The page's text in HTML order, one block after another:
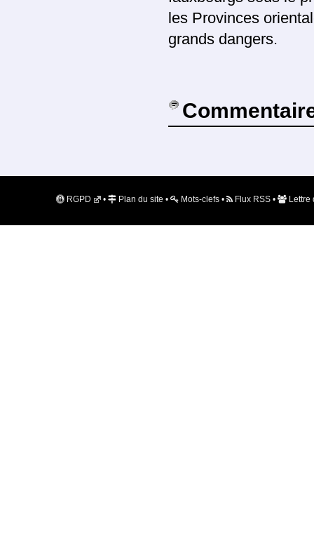
les Provinces
grands dangers.
RGPD • Plan du site • Mots-clefs • Flux RSS • Lettre